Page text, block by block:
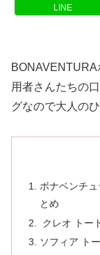
LINE
用者さんたちの
グなので大人の
ボナベンチ
とめ
クレオ トー
ソフィア ト